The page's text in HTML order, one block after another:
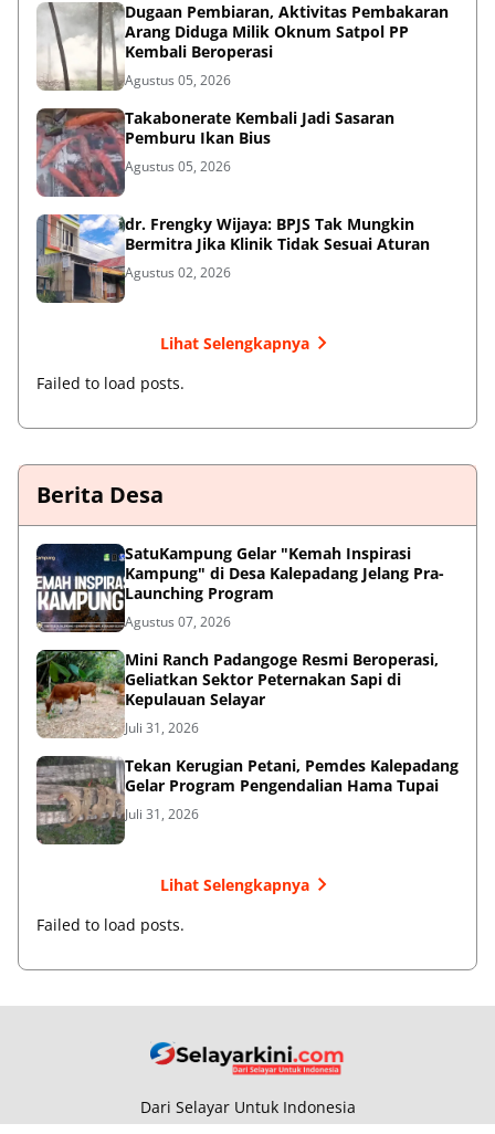
Dugaan Pembiaran, Aktivitas Pembakaran
Arang Diduga Milik Oknum Satpol PP
Kembali Beroperasi
Agustus 05, 2026
Takabonerate Kembali Jadi Sasaran
Pemburu Ikan Bius
Agustus 05, 2026
dr. Frengky Wijaya: BPJS Tak Mungkin
Bermitra Jika Klinik Tidak Sesuai Aturan
Agustus 02, 2026
Lihat Selengkapnya
Failed to load posts.
Berita Desa
SatuKampung Gelar "Kemah Inspirasi
Kampung" di Desa Kalepadang Jelang Pra-
Launching Program
Agustus 07, 2026
‎Mini Ranch Padangoge Resmi Beroperasi,
Geliatkan Sektor Peternakan Sapi di
Kepulauan Selayar ‎
Juli 31, 2026
Tekan Kerugian Petani, Pemdes Kalepadang
Gelar Program Pengendalian Hama Tupai
Juli 31, 2026
Lihat Selengkapnya
Failed to load posts.
Dari Selayar Untuk Indonesia